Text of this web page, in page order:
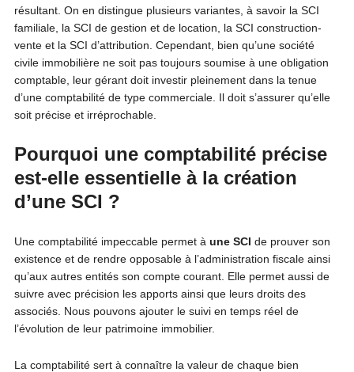
résultant. On en distingue plusieurs variantes, à savoir la SCI
familiale, la SCI de gestion et de location, la SCI construction-
vente et la SCI d’attribution. Cependant, bien qu’une société
civile immobilière ne soit pas toujours soumise à une obligation
comptable, leur gérant doit investir pleinement dans la tenue
d’une comptabilité de type commerciale. Il doit s’assurer qu’elle
soit précise et irréprochable.
Pourquoi une comptabilité précise
est-elle essentielle à la création
d’une SCI ?
Une comptabilité impeccable permet à une SCI de prouver son
existence et de rendre opposable à l’administration fiscale ainsi
qu’aux autres entités son compte courant. Elle permet aussi de
suivre avec précision les apports ainsi que leurs droits des
associés. Nous pouvons ajouter le suivi en temps réel de
l’évolution de leur patrimoine immobilier.
La comptabilité sert à connaître la valeur de chaque bien